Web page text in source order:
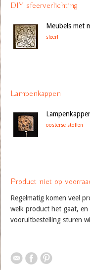
DIY sfeerverlichting
Meubels met
sfeer!
Lampenkappen
oosterse stoffen
Product niet op
Regelmatig komen veel
welk product het gaat, en
vooruitbestelling sturen